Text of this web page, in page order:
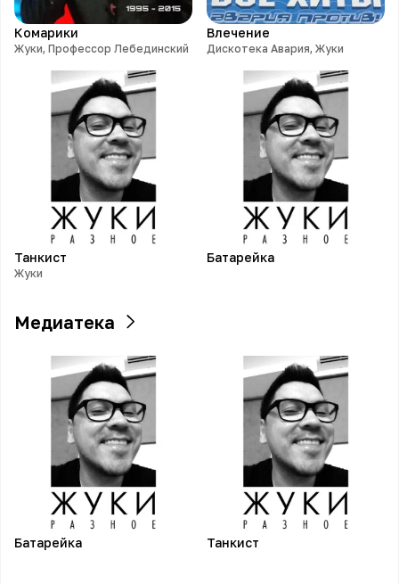
Комарики
Жуки, Профессор Лебединский
Влечение
Дискотека Авария, Жуки
Танкист
Жуки
Батарейка
Медиатека
Батарейка Танкист